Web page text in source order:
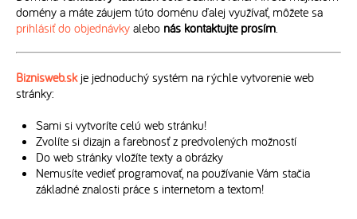
domény a máte záujem túto doménu ďalej využívať, môžete sa
prihlásiť do objednávky alebo nás kontaktujte prosím.
Biznisweb.skje jednoduchý systém na rýchle vytvorenie web
stránky:
Sami si vytvoríte celú web stránku!
Zvolíte si dizajn a farebnosť z predvolených možností
Do web stránky vložíte texty a obrázky
Nemusíte vedieť programovať, na používanie Vám stačia
základné znalosti práce s internetom a textom!